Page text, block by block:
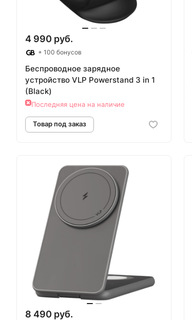
4 990 руб.
+ 100 бонусов
Беспроводное зарядное
устройствo VLP Powerstand 3 in 1
(Black)
Последняя цена на наличие
Товар под заказ
8 490 руб.